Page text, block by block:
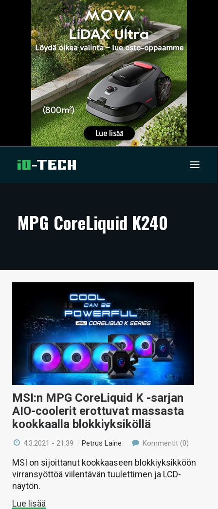
ARTIKKELIT
TECHBBS
HINTA.FI
KAUPPA
VAIHDA TEEMA
HAKU
MPG CoreLiquid K240
MSI:n MPG CoreLiquid K -sarjan
AIO-coolerit erottuvat massasta
kookkaalla blokkiyksiköllä
4.3.2021 - 21:39 /Petrus Laine Kommentit (0)
MSI on sijoittanut kookkaaseen blokkiyksikköön
virransyöttöä viilentävän tuulettimen ja LCD-
näytön.
Lue lisää